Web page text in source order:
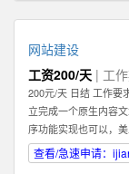
网站建设
工资200/天 | 工
200元/天 日结 工作要
立完成一个原生内容
序功能实现也可以，
式 李经理 工作区域：
查看/急速申请：